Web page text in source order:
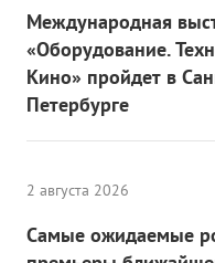
Международная
«Оборудование.
Кино» пройдет в
Петербурге
2 августа 2026
Самые ожидаемые